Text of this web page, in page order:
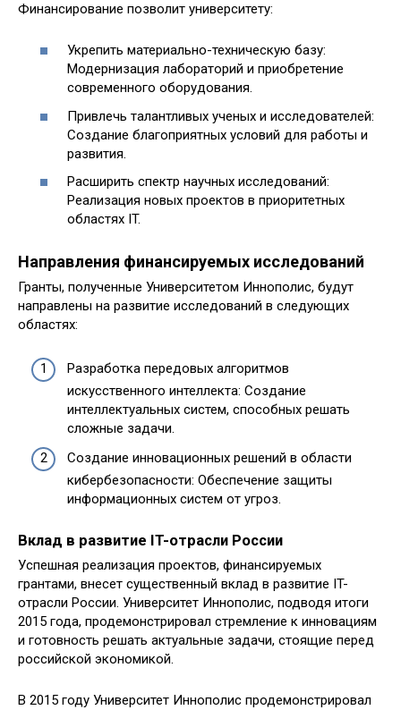
Финансирование позволит университету:
Укрепить материально-техническую базу:
Модернизация лабораторий и приобретение
современного оборудования.
Привлечь талантливых ученых и исследователей:
Создание благоприятных условий для работы и
развития.
Расширить спектр научных исследований:
Реализация новых проектов в приоритетных
областях IT.
Направления финансируемых исследований
Гранты, полученные Университетом Иннополис, будут
направлены на развитие исследований в следующих
областях:
Разработка передовых алгоритмов
искусственного интеллекта: Создание
интеллектуальных систем, способных решать
сложные задачи.
Создание инновационных решений в области
кибербезопасности: Обеспечение защиты
информационных систем от угроз.
Вклад в развитие IT-отрасли России
Успешная реализация проектов, финансируемых
грантами, внесет существенный вклад в развитие IT-
отрасли России. Университет Иннополис, подводя итоги
2015 года, продемонстрировал стремление к инновациям
и готовность решать актуальные задачи, стоящие перед
российской экономикой.
В 2015 году Университет Иннополис продемонстрировал